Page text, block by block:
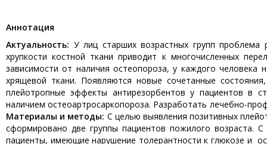
Aннотация
Актуальность: У лиц старших возрастных групп проблема
хрупкости костной ткани приводит к многочисленных
зависимости от наличия остеопороза, у каждого человека
хрящевой ткани. Появляются новые сочетанные
плейотропные эффекты антирезорбентов у пациентов в
наличием остеоартросаркопороза. Разработать лечебно-
Материалы и методы: С целью выявления позитивных
сформировано две группы пациентов пожилого возраста.
пациенты, имеющие нарушение толерантности к глюкозе и